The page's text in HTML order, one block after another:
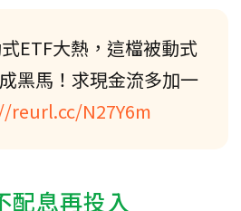
ETF大熱，這檔被動式
黑馬！求現金流多加一
reurl.cc/N27Y6m
配息再投入